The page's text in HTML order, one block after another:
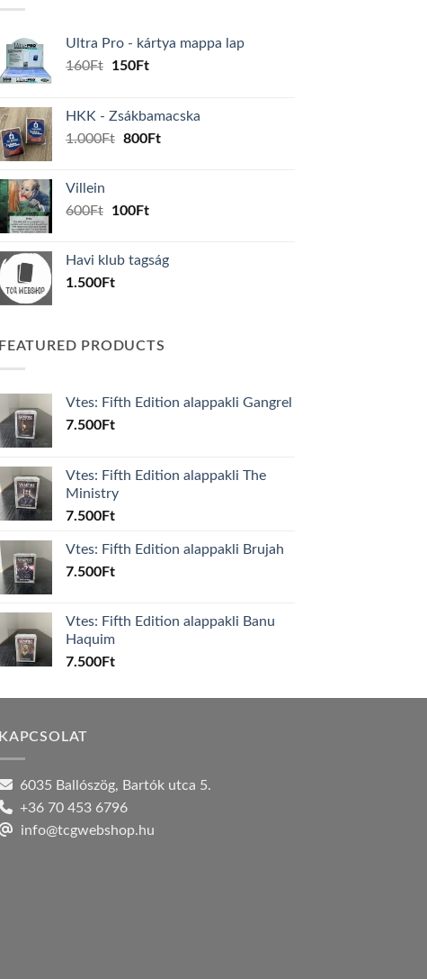
Ultra Pro - kártya mappa lap
160Ft
Original
160Ft.
150FtCurrent
150Ft.
HKK - Zsákbamacska
1.000Ft Original
800FtCurrent
Villein
600Ft
Original
600Ft.
100FtCurrent
100Ft.
Havi klub tagság
1.500Ft
FEATURED PRODUCTS
Vtes: Fifth Edition alappakli Gangrel
7.500Ft
Vtes: Fifth Edition alappakli The
Ministry
7.500Ft
Vtes: Fifth Edition alappakli Brujah
7.500Ft
Vtes: Fifth Edition alappakli Banu
Haquim
7.500Ft
KAPCSOLAT
6035 Ballószög, Bartók utca 5.
+36 70 453 6796
info@tcgwebshop.hu